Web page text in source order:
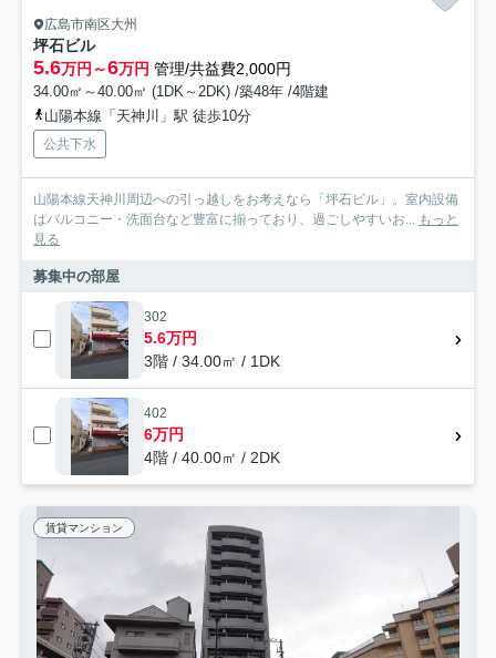
広島市南区大州
坪石ビル
5.6万円～6万円 管理/共益費2,000円
34.00㎡～40.00㎡ (1DK～2DK) /築48年 /4階建
山陽本線「天神川」駅 徒歩10分
公共下水
山陽本線天神川周辺への引っ越しをお考えなら「坪石ビル」。室内設備
はバルコニー・洗面台など豊富に揃っており、過ごしやすいお...
もっと
見る
募集中の部屋
302
5.6万円
3階 / 34.00㎡ / 1DK
402
6万円
4階 / 40.00㎡ / 2DK
賃貸マンション